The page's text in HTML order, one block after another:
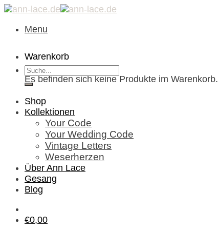
Skip
contentMenu
Warenkorb
Es befinden sich keine Produkte im Warenkorb.
Suche
nach:
Shop
Kollektionen
Your Code
Your Wedding Code
Vintage Letters
Weserherzen
Über Ann Lace
Gesang
Blog
€0,00